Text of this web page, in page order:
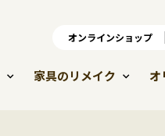
オ
家具のリメイク オ
オンラインショップ